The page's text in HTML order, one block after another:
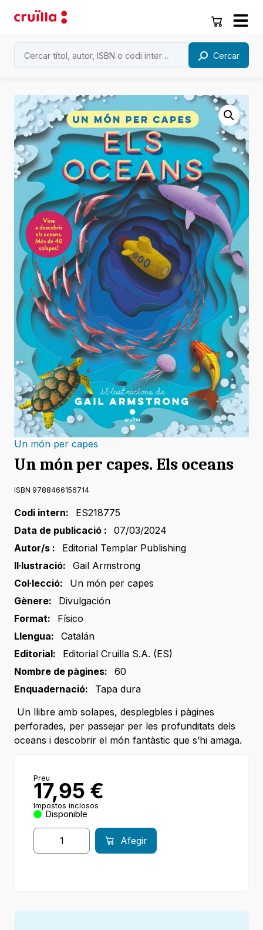
Cercar
Un món per capes
Un món per capes. Els oceans
ISBN 9788466156714
Codi intern:
ES218775
Data de publicació :
07/03/2024
Autor/s :
Editorial Templar Publishing
Il·lustració:
Gail Armstrong
Col·lecció:
Un món per capes
Gènere:
Divulgación
Format:
Físico
Llengua:
Catalán
Editorial:
Editorial Cruilla S.A. (ES)
Nombre de pàgines:
60
Enquadernació:
Tapa dura
Un llibre amb solapes, desplegbles i pàgines
perforades, per passejar per les profunditats dels
oceans i descobrir el món fantàstic que s’hi amaga.
Preu
17,95 €
Impostos inclosos
Disponible
Afegir